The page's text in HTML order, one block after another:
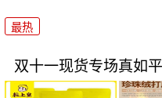
最热
双十一现货专场真如